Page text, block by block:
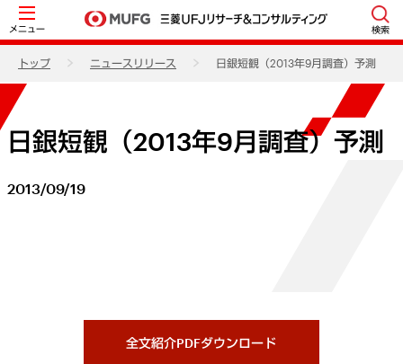
メニュー 検索
トップ ニュースリリース 日銀短観（2013年9月調査）予測
日銀短観（2013年9月調査）予測
2013/09/19
全文紹介PDFダウンロード